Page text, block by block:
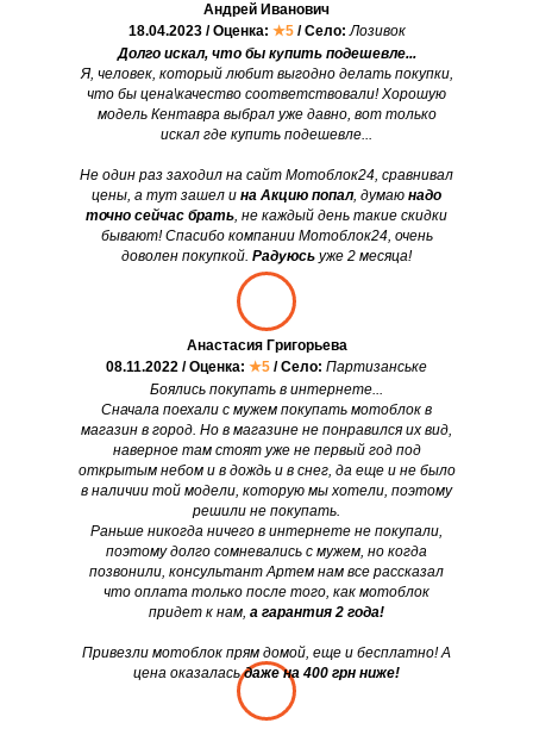
Боялись покупать в интернете...
Сначала поехали с мужем покупать мотоблок в
магазин в город. Но в магазине не понравился их вид,
наверное там стоят уже не первый год под
открытым небом и в дождь и в снег, да еще и не было
в наличии той модели, которую мы хотели, поэтому
решили не покупать.
Раньше никогда ничего в интернете не покупали,
поэтому долго сомневались с мужем, но когда
позвонили, консультант Артем нам все рассказал
что оплата только после того, как мотоблок
придет к нам, а гарантия 2 года!
Привезли мотоблок прям домой, еще и бесплатно! А
цена оказаласьдаже на 400 грн ниже!
Анастасия Григорьева
08.11.2022 / Оценка: ★5 / Село: Партизанське
Долго искал, что бы купить подешевле...
Я, человек, который любит выгодно делать покупки,
что бы цена\качество соответствовали! Хорошую
модель Кентавра выбрал уже давно, вот только
искал где купить подешевле...
Не один раз заходил на сайт Мотоблок24, сравнивал
цены, а тут зашел и на Акцию попал, думаю надо
точно сейчас брать, не каждый день такие скидки
бывают! Спасибо компании Мотоблок24, очень
доволен покупкой. Радуюсь уже 2 месяца!
Андрей Иванович
18.04.2023 / Оценка: ★5 / Село: Лозивок